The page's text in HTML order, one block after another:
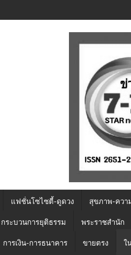
แฟชั่นโซไซตี้-ดูดวง สุขภาพ-ควา
กระบวนการยุติธรรม พระราชสำนัก
การเงิน-การธนาคาร ขายตรง ใ